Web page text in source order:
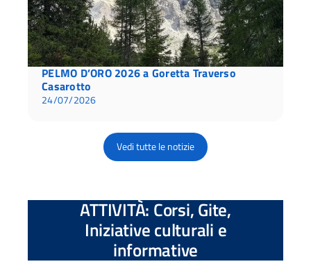
PELMO D’ORO 2026 a Goretta Traverso
Casarotto
24/07/2026
Vedi tutte le notizie
ATTIVITÀ: Corsi, Gite,
Iniziative culturali e
informative